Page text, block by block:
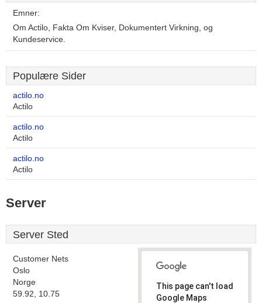
Emner:
Om Actilo, Fakta Om Kviser, Dokumentert Virkning, og
Kundeservice.
Populære Sider
actilo.no
Actilo
actilo.no
Actilo
actilo.no
Actilo
Server
Server Sted
Customer Nets
Oslo
Norge
59.92, 10.75
This page can't load
Google Maps